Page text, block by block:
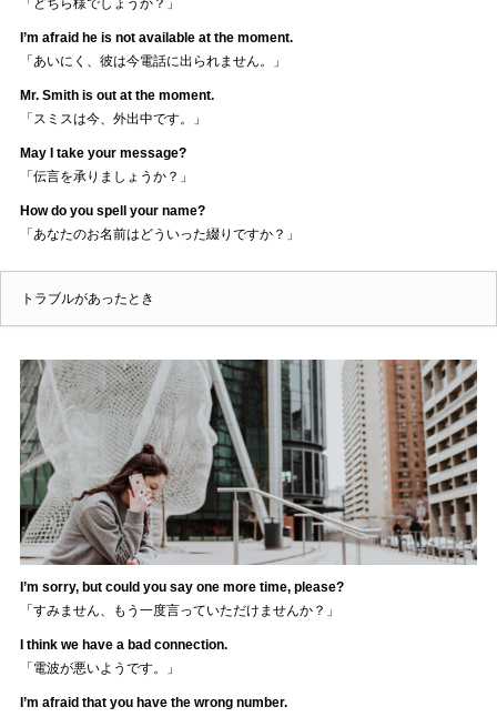
I’m afraid he is not available at the moment.
「あいにく、彼は今電話に出られません。」
Mr. Smith is out at the moment.
「スミスは今、外出中です。」
May I take your message?
「伝言を承りましょうか？」
How do you spell your name?
「あなたのお名前はどういった綴りですか？」
トラブルがあったとき
I’m sorry, but could you say one more time, please?
「すみません、もう一度言っていただけませんか？」
I think we have a bad connection.
「電波が悪いようです。」
I’m afraid that you have the wrong number.